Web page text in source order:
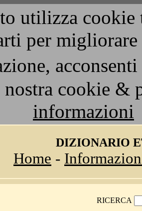
utilizza
per
nostra cookie &
informazioni
DIZIONARIO
Home -
RICERCA